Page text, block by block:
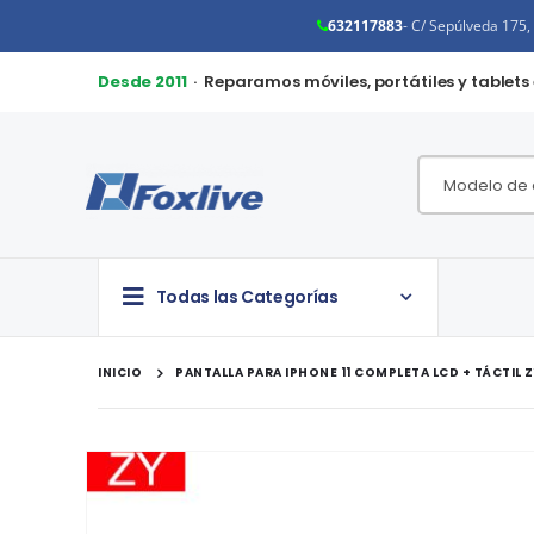
632117883- C/ Sepúlveda
Desde 2011· Reparamos móviles, portátiles y tablets
Todas las Categorías
INICIO PANTALLA PARA IPHONE 11 COMPLETA LCD + TÁCTIL
Saltar
al